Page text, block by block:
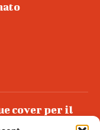
cover per il